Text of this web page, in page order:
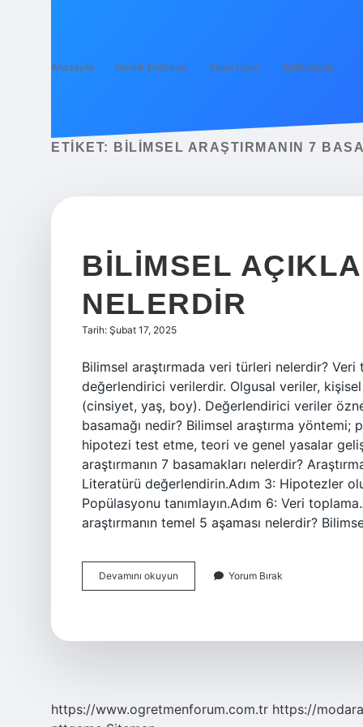
Anasayfa Gizlilik Politikası Yasal Uyarı Hakkımızda
ETIKET: BILIMSEL ARAŞTIRMANIN 7
BILIMSEL
NELERDIR
Tarih: Şubat 17, 2025
Bilimsel araştırmada veri türleri nelerdir?
değerlendirici verilerdir. Olgusal veriler,
(cinsiyet, yaş, boy). Değerlendirici veriler
basamağı nedir? Bilimsel araştırma
hipotezi test etme, teori ve genel yasalar
araştırmanın 7 basamakları nelerdir?
Literatürü değerlendirin.Adım 3: Hipotezler
Popülasyonu tanımlayın.Adım 6: Veri
araştırmanın temel 5 aşaması nelerdir?
Devamını okuyun
Açıklama
Yorum Bırak
https://www.ogretmenforum.com.tr https://